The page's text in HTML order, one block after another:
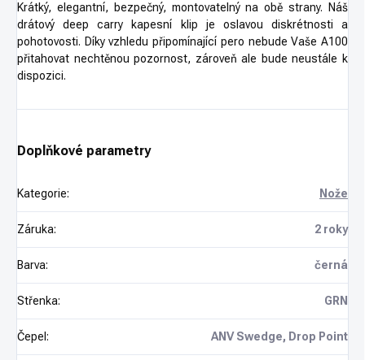
Krátký, elegantní, bezpečný, montovatelný na obě strany. Náš
drátový deep carry kapesní klip je oslavou diskrétnosti a
pohotovosti. Díky vzhledu připomínající pero nebude Vaše A100
přitahovat nechtěnou pozornost, zároveň ale bude neustále k
dispozici.
Doplňkové parametry
Kategorie: Nože
Záruka: 2 roky
Barva: černá
Střenka: GRN
Čepel : ANV Swedge, Drop Point